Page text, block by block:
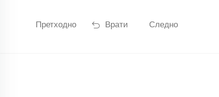
Претходно Врати Следно